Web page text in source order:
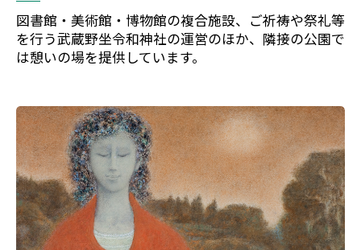
図書館・美術館・博物館の複合施設、ご祈祷や祭礼等
を行う武蔵野坐令和神社の運営のほか、隣接の公園で
は憩いの場を提供しています。